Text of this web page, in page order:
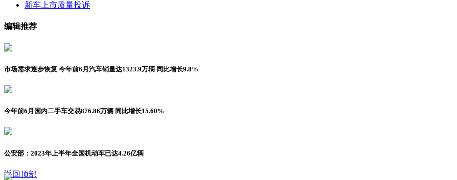
新车上市质量投诉
编辑推荐
市场需求逐步恢复 今年前6月汽车销量达1323.9万辆 同比增长9.8%
今年前6月国内二手车交易876.86万辆 同比增长15.60%
公安部：2023年上半年全国机动车已达4.26亿辆
返回顶部